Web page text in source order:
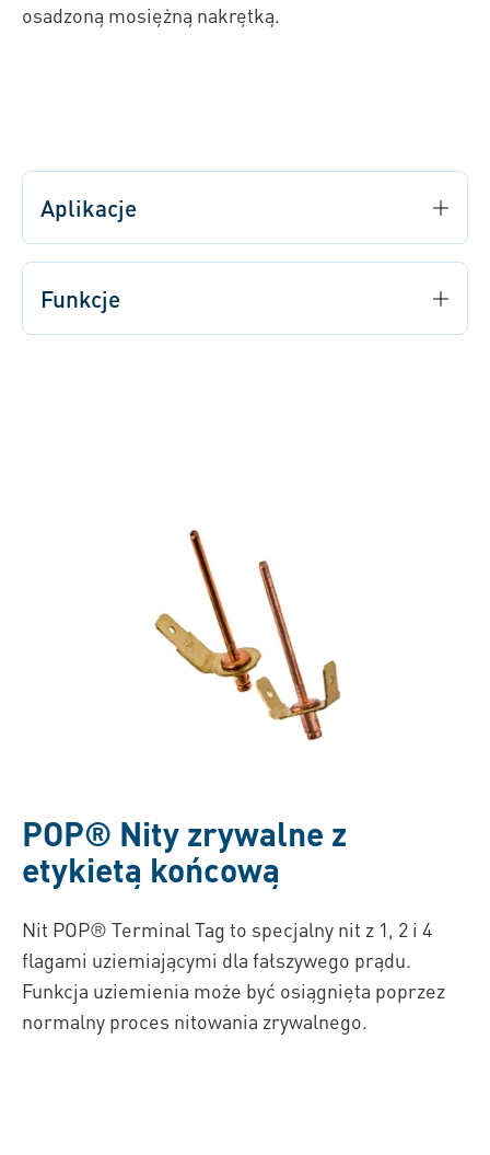
osadzoną mosiężną nakrętką.
Aplikacje
Funkcje
POP® Nity zrywalne z
etykietą końcową
Nit POP® Terminal Tag to specjalny nit z 1, 2 i 4
flagami uziemiającymi dla fałszywego prądu.
Funkcja uziemienia może być osiągnięta poprzez
normalny proces nitowania zrywalnego.